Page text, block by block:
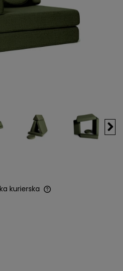
kurierska
kosztów płatności